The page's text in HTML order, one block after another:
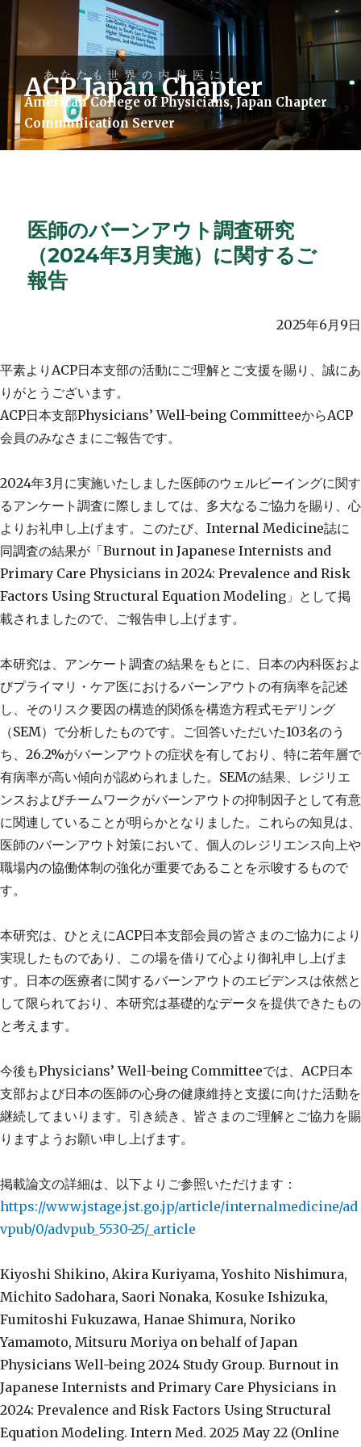
ACP Japan Chapter
American College of Physicians, Japan Chapter
Communication Server
医師のバーンアウト調査研究
（2024年3月実施）に関するご
報告
2025年6月9日
平素よりACP日本支部の活動にご理解とご支援を賜り、誠にあ
りがとうございます。
ACP日本支部Physicians’ Well-being CommitteeからACP
会員のみなさまにご報告です。
2024年3月に実施いたしました医師のウェルビーイングに関す
るアンケート調査に際しましては、多大なるご協力を賜り、心
よりお礼申し上げます。このたび、Internal Medicine誌に
同調査の結果が「Burnout in Japanese Internists and
Primary Care Physicians in 2024: Prevalence and Risk
Factors Using Structural Equation Modeling」として掲
載されましたので、ご報告申し上げます。
本研究は、アンケート調査の結果をもとに、日本の内科医およ
びプライマリ・ケア医におけるバーンアウトの有病率を記述
し、そのリスク要因の構造的関係を構造方程式モデリング
（SEM）で分析したものです。ご回答いただいた103名のう
ち、26.2%がバーンアウトの症状を有しており、特に若年層で
有病率が高い傾向が認められました。SEMの結果、レジリエ
ンスおよびチームワークがバーンアウトの抑制因子として有意
に関連していることが明らかとなりました。これらの知見は、
医師のバーンアウト対策において、個人のレジリエンス向上や
職場内の協働体制の強化が重要であることを示唆するもので
す。
本研究は、ひとえにACP日本支部会員の皆さまのご協力により
実現したものであり、この場を借りて心より御礼申し上げま
す。日本の医療者に関するバーンアウトのエビデンスは依然と
して限られており、本研究は基礎的なデータを提供できたもの
と考えます。
今後もPhysicians’ Well-being Committeeでは、ACP日本
支部および日本の医師の心身の健康維持と支援に向けた活動を
継続してまいります。引き続き、皆さまのご理解とご協力を賜
りますようお願い申し上げます。
掲載論文の詳細は、以下よりご参照いただけます：
https://www.jstage.jst.go.jp/article/internalmedicine/ad
vpub/0/advpub_5530-25/_article
Kiyoshi Shikino, Akira Kuriyama, Yoshito Nishimura,
Michito Sadohara, Saori Nonaka, Kosuke Ishizuka,
Fumitoshi Fukuzawa, Hanae Shimura, Noriko
Yamamoto, Mitsuru Moriya on behalf of Japan
Physicians Well-being 2024 Study Group. Burnout in
Japanese Internists and Primary Care Physicians in
2024: Prevalence and Risk Factors Using Structural
Equation Modeling. Intern Med. 2025 May 22 (Online